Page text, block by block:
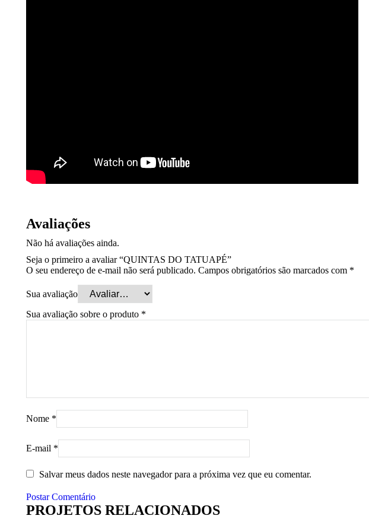
Avaliações
Não há avaliações ainda.
Seja o primeiro a avaliar “QUINTAS DO TATUAPÉ”
O seu endereço de e-mail não será publicado. Campos obrigatórios são marcados com *
Sua avaliação
Sua avaliação sobre o produto *
Nome *
E-mail *
Salvar meus dados neste navegador para a próxima vez que eu comentar.
Postar Comentário
PROJETOS RELACIONADOS